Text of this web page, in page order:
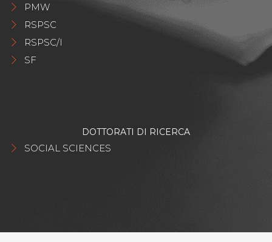
PMW
RSPSC
RSPSC/I
SF
DOTTORATI DI RICERCA
SOCIAL SCIENCES